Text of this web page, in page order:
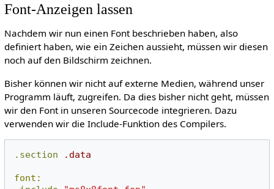
Font-Anzeigen lassen
Nachdem wir nun einen Font beschrieben haben, also
definiert haben, wie ein Zeichen aussieht, müssen wir diesen
noch auf den Bildschirm zeichnen.
Bisher können wir nicht auf externe Medien, während unser
Programm läuft, zugreifen. Da dies bisher nicht geht, müssen
wir den Font in unseren Sourcecode integrieren. Dazu
verwenden wir die Include-Funktion des Compilers.
.section .data
font: